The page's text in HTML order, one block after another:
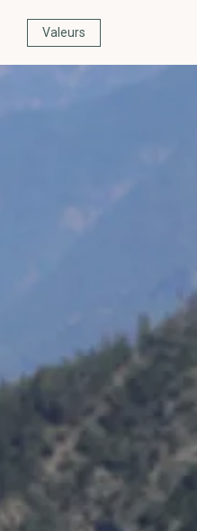
Valeurs